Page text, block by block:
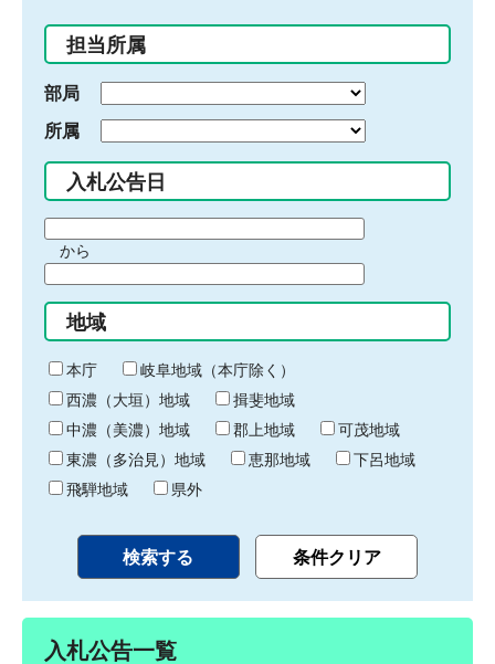
入
力
担当所属
部局
所属
入札公告日
間
始
り
から
間
終
わ
り
地域
本庁
岐阜地域（本庁除く）
西濃（大垣）地域
揖斐地域
中濃（美濃）地域
郡上地域
可茂地域
東濃（多治見）地域
恵那地域
下呂地域
飛騨地域
県外
入札公告一覧